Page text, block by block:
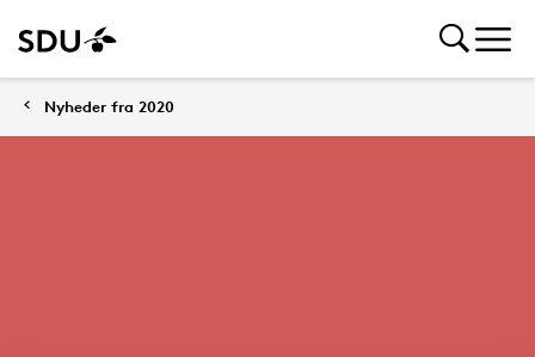
Nyheder fra 2020